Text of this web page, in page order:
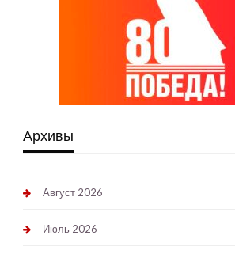
Архивы
Август 2026
Июль 2026